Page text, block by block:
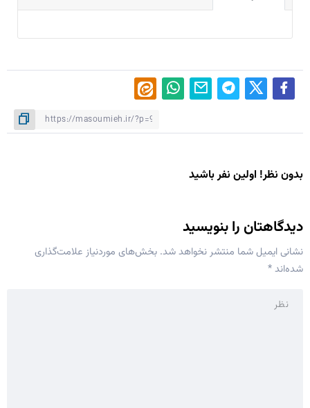
بدون نظر! اولین نفر باشید
دیدگاهتان را بنویسید
نشانی ایمیل شما منتشر نخواهد شد. بخش‌های موردنیاز علامت‌گذاری
شده‌اند*